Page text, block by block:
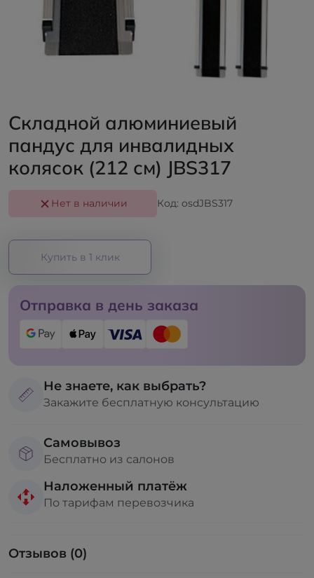
Складной алюминиевый
пандус для инвалидных
колясок (212 см) JBS317
Нет в наличии Код: osdJBS317
Купить в 1 клик
Отправка в день заказа
Не знаете, как выбрать?
Закажите бесплатную консультацию
Самовывоз
Бесплатно из салонов
Наложенный платёж
По тарифам перевозчика
Отзывов (0)